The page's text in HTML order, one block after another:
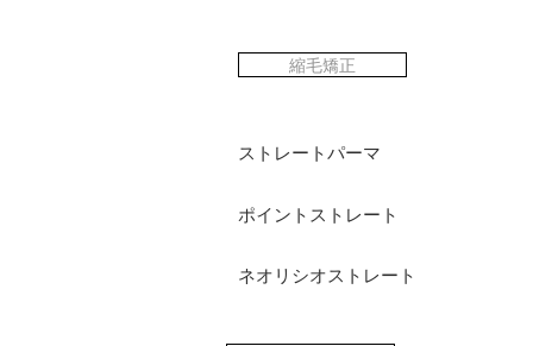
縮毛矯正
ストレートパーマ
​ポイントストレート
ネオリシオストレート